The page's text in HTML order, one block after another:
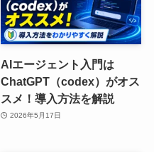
AIエージェント入門は
ChatGPT（codex）がオス
スメ！導入方法を解説
2026年5月17日